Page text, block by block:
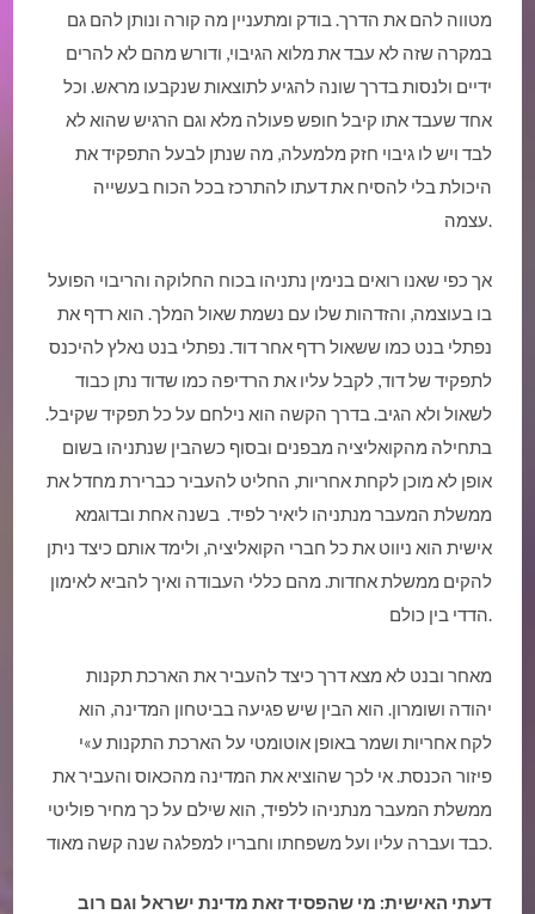
מטווה להם את הדרך. בודק ומתעניין מה קורה ונותן להם גם
במקרה שזה לא עבד את מלוא הגיבוי, ודורש מהם לא להרים
ידיים ולנסות בדרך שונה להגיע לתוצאות שנקבעו מראש. וכל
אחד שעבד אתו קיבל חופש פעולה מלא וגם הרגיש שהוא לא
לבד ויש לו גיבוי חזק מלמעלה, מה שנתן לבעל התפקיד את
היכולת בלי להסיח את דעתו להתרכז בכל הכוח בעשייה
אך כפי שאנו רואים בנימין נתניהו בכוח החלוקה והריבוי הפועל
בו בעוצמה, והזדהות שלו עם נשמת שאול המלך. הוא רדף את
נפתלי בנט כמו ששאול רדף אחר דוד. נפתלי בנט נאלץ להיכנס
לתפקיד של דוד, לקבל עליו את הרדיפה כמו שדוד נתן כבוד
לשאול ולא הגיב. בדרך הקשה הוא נילחם על כל תפקיד שקיבל.
בתחילה מהקואליציה מבפנים ובסוף כשהבין שנתניהו בשום
אופן לא מוכן לקחת אחריות, החליט להעביר כברירת מחדל את
ממשלת המעבר מנתניהו ליאיר לפיד. בשנה אחת ובדוגמא
אישית הוא ניווט את כל חברי הקואליציה, ולימד אותם כיצד ניתן
להקים ממשלת אחדות. מהם כללי העבודה ואיך להביא לאימון
הדדי בין כולם.
מאחר ובנט לא מצא דרך כיצד להעביר את הארכת תקנות
יהודה ושומרון. הוא הבין שיש פגיעה בביטחון המדינה, הוא
לקח אחריות ושמר באופן אוטומטי על הארכת התקנות ע»י
פיזור הכנסת. אי לכך שהוציא את המדינה מהכאוס והעביר את
ממשלת המעבר מנתניהו ללפיד, הוא שילם על כך מחיר פוליטי
דעתי האישית: מי שהפסיד זאת מדינת ישראל וגם רוב